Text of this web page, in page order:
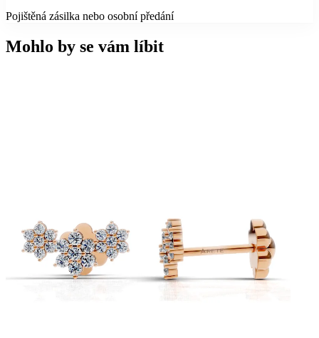
Pojištěná zásilka nebo osobní předání
Mohlo by se vám líbit